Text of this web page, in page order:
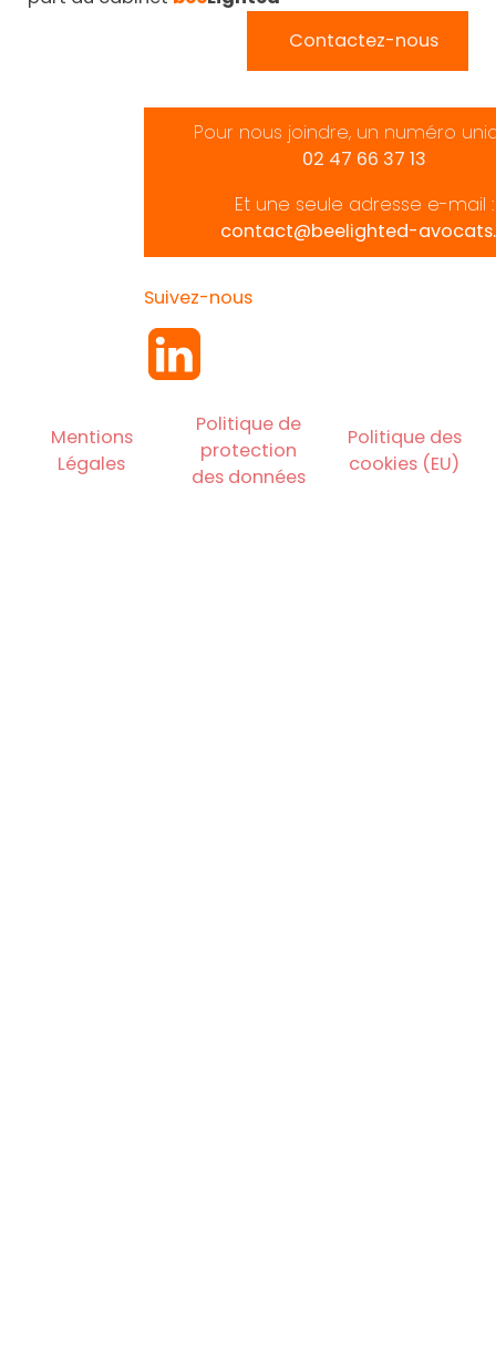
Contactez-nous
Pour nous joindre, un numéro
02 47 66 37 13
Et une seule adresse e-mail :
contact@beelighted-
Suivez-nous
Mentions
Légales
Politique de
protection
des données
Politique des
cookies (EU)